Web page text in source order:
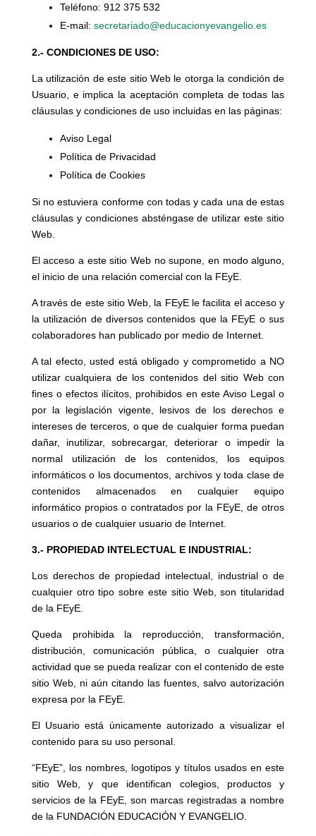
Teléfono: 912 375 532
E-mail: secretariado@educacionyevangelio.es
2.- CONDICIONES DE USO:
La utilización de este sitio Web le otorga la condición de
Usuario, e implica la aceptación completa de todas las
cláusulas y condiciones de uso incluidas en las páginas:
Aviso Legal
Política de Privacidad
Política de Cookies
Si no estuviera conforme con todas y cada una de estas
cláusulas y condiciones absténgase de utilizar este sitio
Web.
El acceso a este sitio Web no supone, en modo alguno,
el inicio de una relación comercial con la FEyE.
A través de este sitio Web, la FEyE le facilita el acceso y
la utilización de diversos contenidos que la FEyE o sus
colaboradores han publicado por medio de Internet.
A tal efecto, usted está obligado y comprometido a NO
utilizar cualquiera de los contenidos del sitio Web con
fines o efectos ilícitos, prohibidos en este Aviso Legal o
por la legislación vigente, lesivos de los derechos e
intereses de terceros, o que de cualquier forma puedan
dañar, inutilizar, sobrecargar, deteriorar o impedir la
normal utilización de los contenidos, los equipos
informáticos o los documentos, archivos y toda clase de
contenidos almacenados en cualquier equipo
informático propios o contratados por la FEyE, de otros
usuarios o de cualquier usuario de Internet.
3.- PROPIEDAD INTELECTUAL E INDUSTRIAL:
Los derechos de propiedad intelectual, industrial o de
cualquier otro tipo sobre este sitio Web, son titularidad
de la FEyE.
Queda prohibida la reproducción, transformación,
distribución, comunicación pública, o cualquier otra
actividad que se pueda realizar con el contenido de este
sitio Web, ni aún citando las fuentes, salvo autorización
expresa por la FEyE.
El Usuario está únicamente autorizado a visualizar el
contenido para su uso personal.
“FEyE”, los nombres, logotipos y títulos usados en este
sitio Web, y que identifican colegios, productos y
servicios de la FEyE, son marcas registradas a nombre
de la FUNDACIÓN EDUCACIÓN Y EVANGELIO.